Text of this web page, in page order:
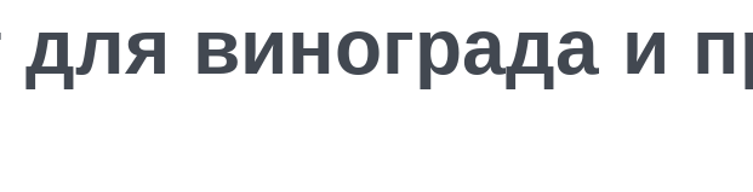
винограда и